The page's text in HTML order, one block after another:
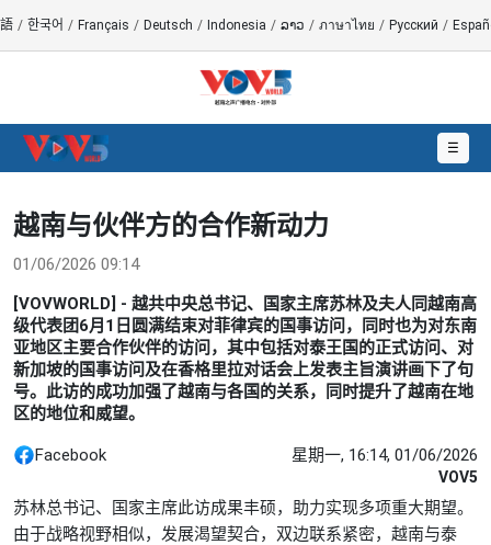
/ 한국어 / Français / Deutsch / Indonesia / ລາວ / ภาษาไทย / Русский /
☰
越南与伙伴方的合作新动力
01/06/2026 09:14
[VOVWORLD] - 越共中央总书记、国家主席苏林及夫人同越南高
级代表团6月1日圆满结束对菲律宾的国事访问，同时也为对东南
亚地区主要合作伙伴的访问，其中包括对泰王国的正式访问、对
新加坡的国事访问及在香格里拉对话会上发表主旨演讲画下了句
号。此访的成功加强了越南与各国的关系，同时提升了越南在地
区的地位和威望。
Facebook 星期一, 16:14, 01/06/2026
VOV5
苏林总书记、国家主席此访成果丰硕，助力实现多项重大期望。
由于战略视野相似，发展渴望契合，双边联系紧密，越南与泰